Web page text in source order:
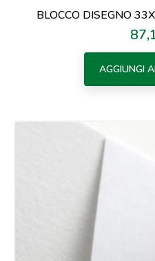
BLOCCO DISEGNO
AGGIUNGI